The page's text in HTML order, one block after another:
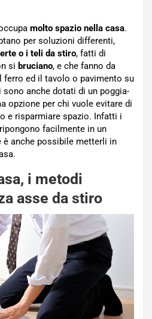
molto spazio nella casa.
per soluzioni differenti,
o i teli da stiro, fatti di
si bruciano, e che fanno da
ed il tavolo o pavimento su
anche dotati di un poggia-
opzione per chi vuole evitare di
e risparmiare spazio. Infatti i
facilmente in un
è anche possibile metterli in
i metodi
asse da stiro